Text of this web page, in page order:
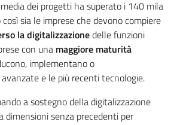
dei progetti ha superato i 140 mila
sia le imprese che devono compiere
la digitalizzazionedelle funzioni
con una maggiore maturità
implementano o
e le più recenti tecnologie.
a sostegno della digitalizzazione
dimensioni senza precedenti per